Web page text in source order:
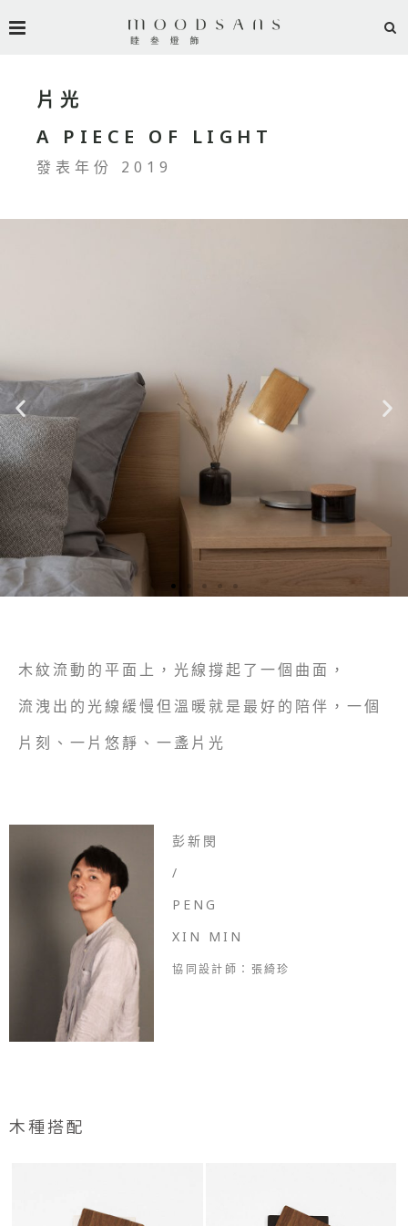
片光
A PIECE OF LIGHT
發表年份 2019
木紋流動的平面上，光線撐起了一個曲面，
流洩出的光線緩慢但溫暖就是最好的陪伴，一個
片刻、一片悠靜、一盞片光
彭新閔
/
PENG
XIN MIN
協同設計師：張綺珍
木種搭配